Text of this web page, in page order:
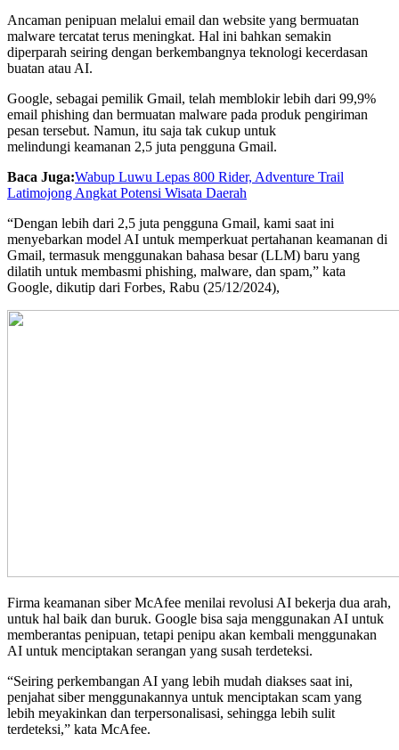
Ancaman penipuan melalui email dan website yang bermuatan
malware tercatat terus meningkat. Hal ini bahkan semakin
diperparah seiring dengan berkembangnya teknologi kecerdasan
buatan atau AI.
Google, sebagai pemilik Gmail, telah memblokir lebih dari 99,9%
email phishing dan bermuatan malware pada produk pengiriman
pesan tersebut. Namun, itu saja tak cukup untuk
melindungi keamanan 2,5 juta pengguna Gmail.
Baca Juga:Wabup Luwu Lepas 800 Rider, Adventure Trail
Latimojong Angkat Potensi Wisata Daerah
“Dengan lebih dari 2,5 juta pengguna Gmail, kami saat ini
menyebarkan model AI untuk memperkuat pertahanan keamanan di
Gmail, termasuk menggunakan bahasa besar (LLM) baru yang
dilatih untuk membasmi phishing, malware, dan spam,” kata
Google, dikutip dari Forbes, Rabu (25/12/2024),
Firma keamanan siber McAfee menilai revolusi AI bekerja dua arah,
untuk hal baik dan buruk. Google bisa saja menggunakan AI untuk
memberantas penipuan, tetapi penipu akan kembali menggunakan
AI untuk menciptakan serangan yang susah terdeteksi.
“Seiring perkembangan AI yang lebih mudah diakses saat ini,
penjahat siber menggunakannya untuk menciptakan scam yang
lebih meyakinkan dan terpersonalisasi, sehingga lebih sulit
terdeteksi,” kata McAfee.